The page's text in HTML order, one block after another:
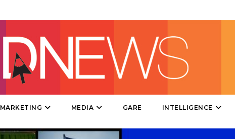
RICERCHE
PREVISIONI/SCENARI
MARKETING MEDIA GARE INTELLIGENCE